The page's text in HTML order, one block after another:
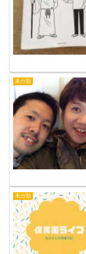
未分類
未分類